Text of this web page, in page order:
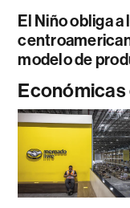
El Niño obliga
modelo de